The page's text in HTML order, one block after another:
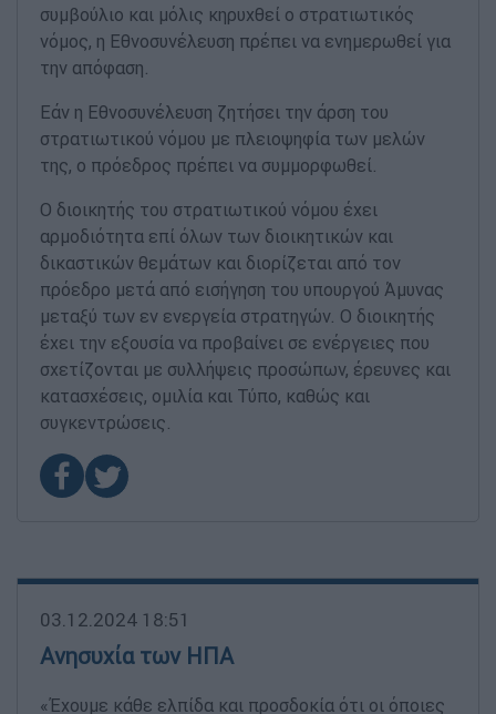
συμβούλιο και μόλις κηρυχθεί ο στρατιωτικός
νόμος, η Εθνοσυνέλευση πρέπει να ενημερωθεί για
την απόφαση.
Εάν η Εθνοσυνέλευση ζητήσει την άρση του
στρατιωτικού νόμου με πλειοψηφία των μελών
της, ο πρόεδρος πρέπει να συμμορφωθεί.
Ο διοικητής του στρατιωτικού νόμου έχει
αρμοδιότητα επί όλων των διοικητικών και
δικαστικών θεμάτων και διορίζεται από τον
πρόεδρο μετά από εισήγηση του υπουργού Άμυνας
μεταξύ των εν ενεργεία στρατηγών. Ο διοικητής
έχει την εξουσία να προβαίνει σε ενέργειες που
σχετίζονται με συλλήψεις προσώπων, έρευνες και
κατασχέσεις, ομιλία και Τύπο, καθώς και
συγκεντρώσεις.
03.12.2024 18:51
Ανησυχία των ΗΠΑ
«Έχουμε κάθε ελπίδα και προσδοκία ότι οι όποιες